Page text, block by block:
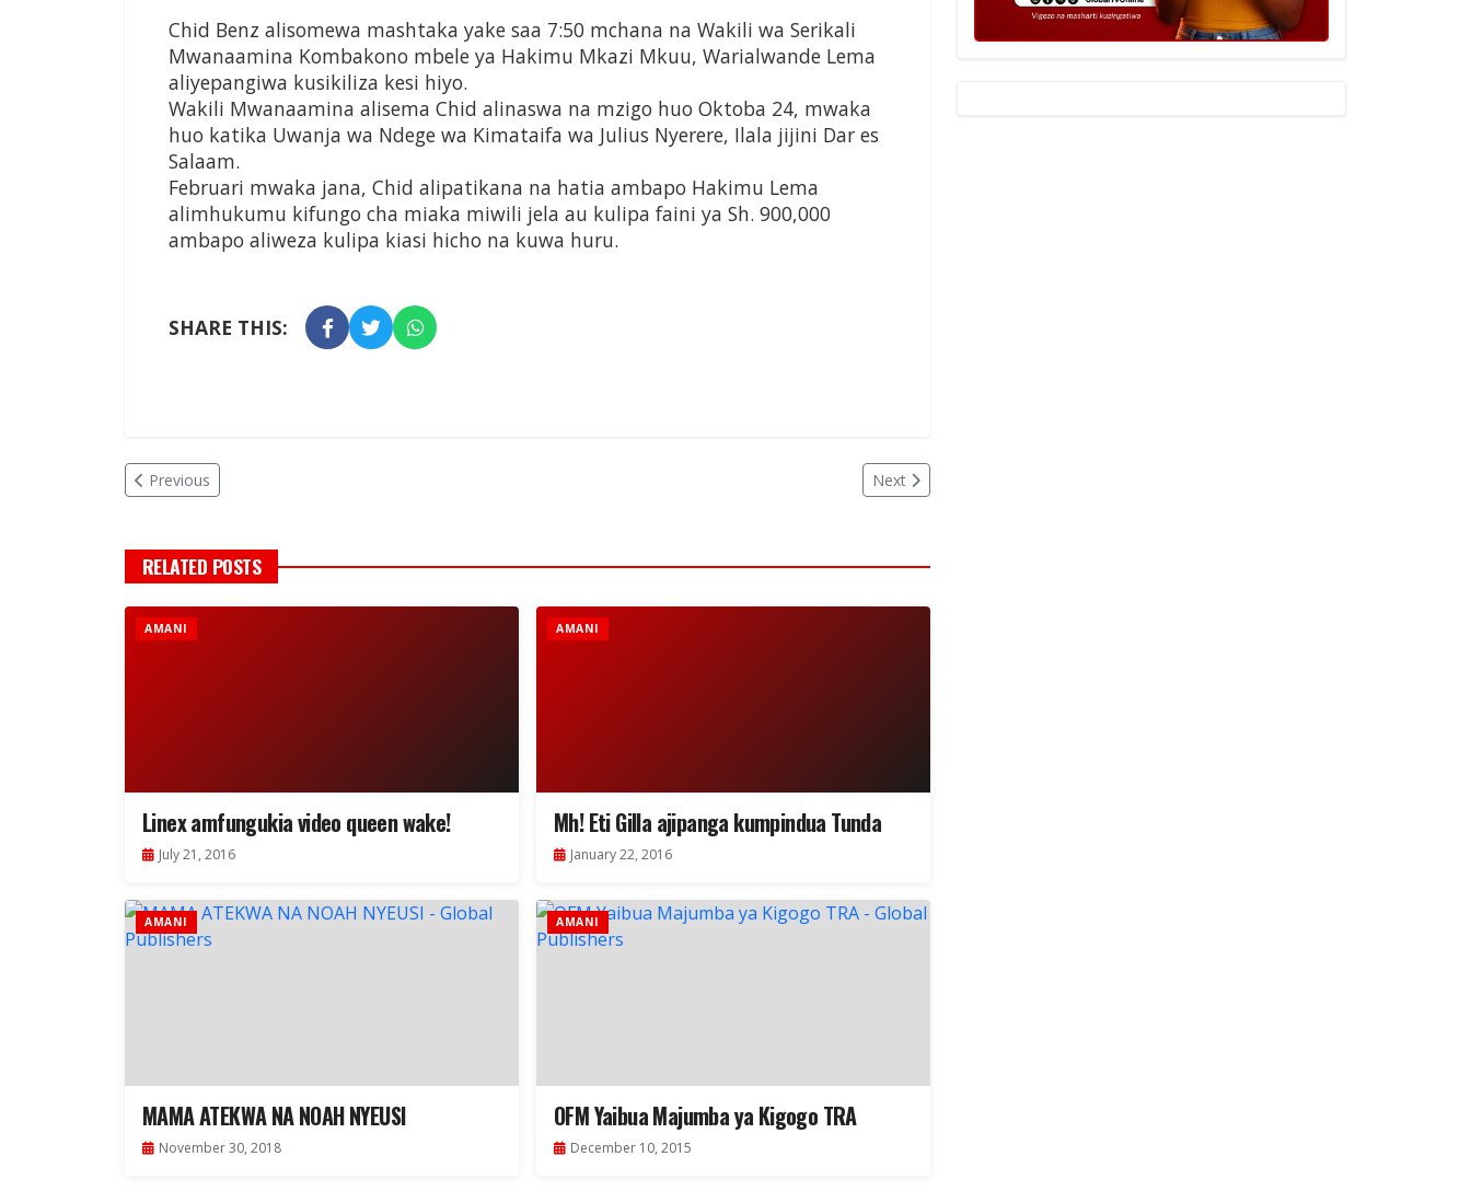
Chid Benz alisomewa mashtaka yake saa 7:50 mchana na Wakili wa Serikali
Mwanaamina Kombakono mbele ya Hakimu Mkazi Mkuu, Warialwande Lema
aliyepangiwa kusikiliza kesi hiyo.
Wakili Mwanaamina alisema Chid alinaswa na mzigo huo Oktoba 24, mwaka
huo katika Uwanja wa Ndege wa Kimataifa wa Julius Nyerere, Ilala jijini Dar es
Salaam.
Februari mwaka jana, Chid alipatikana na hatia ambapo Hakimu Lema
alimhukumu kifungo cha miaka miwili jela au kulipa faini ya Sh. 900,000
ambapo aliweza kulipa kiasi hicho na kuwa huru.
SHARE THIS:
Previous Next
RELATED POSTS
AMANI
Linex amfungukia video queen wake!
July 21, 2016
AMANI
Mh! Eti Gilla ajipanga kumpindua Tunda
January 22, 2016
AMANI
MAMA ATEKWA NA NOAH NYEUSI
November 30, 2018
AMANI
OFM Yaibua Majumba ya Kigogo TRA
December 10, 2015